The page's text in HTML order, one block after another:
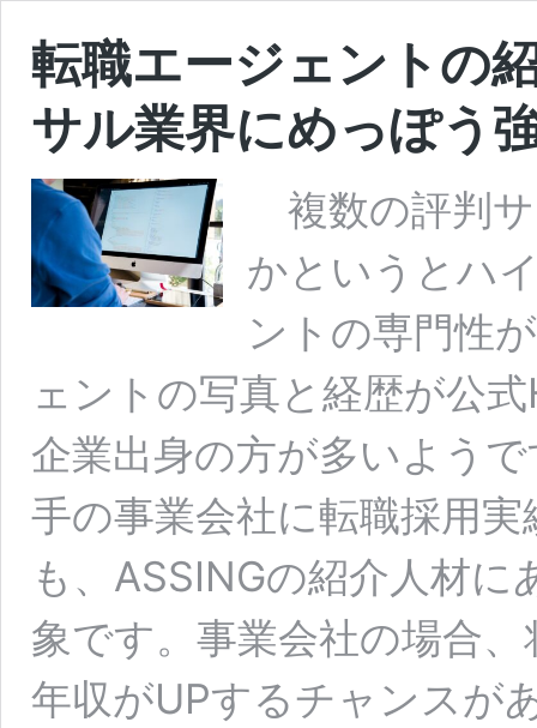
転職エージェント
サル業界にめっぽう
複数の評判
かというとハ
ントの専門性
ェントの写真と経歴が公
企業出身の方が多いよう
手の事業会社に転職採用
も、ASSINGの紹介人材
象です。事業会社の場合
年収がUPするチャンスが